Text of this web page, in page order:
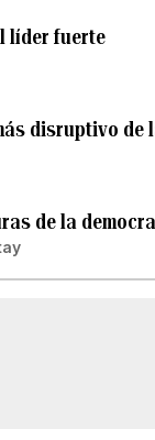
líder fuerte
disruptivo
de la